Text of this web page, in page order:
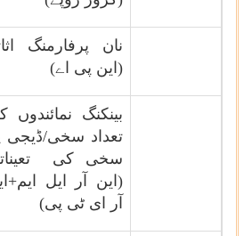
نان پرفارمنگ
(این پی اے)
بینکنگ نمائندوں
تعداد سخی/ڈیجی
سخی کی
(این آر ایل
آر ای ٹی پی)